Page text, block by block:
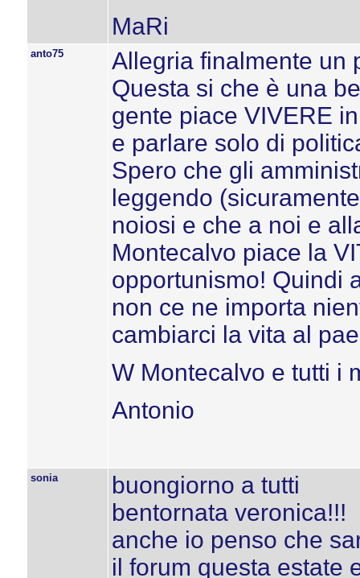
MaRi
anto75
Allegria finalmente un
Questa si che è una
gente piace VIVERE
e parlare solo di
Spero che gli
leggendo
noiosi e che a noi e
Montecalvo piace la
opportunismo! Quindi
non ce ne importa
cambiarci la vita al
W Montecalvo e tutti i
Antonio
sonia
buongiorno a tutti
bentornata veronica!!!
anche io penso che
il forum questa estate